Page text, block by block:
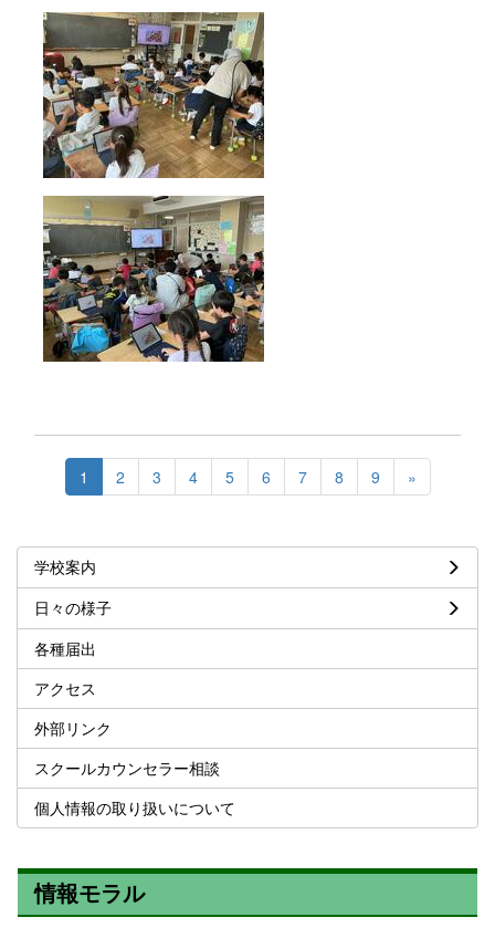
1 2 3 4 5 6 7 8 9 »
学校案内
日々の様子
各種届出
アクセス
外部リンク
スクールカウンセラー相談
個人情報の取り扱いについて
情報モラル